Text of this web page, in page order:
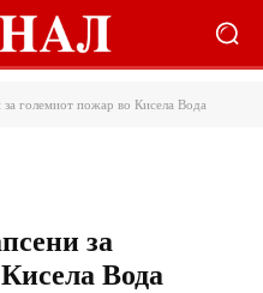
за големиот пожар во Кисела Вода
за
Вода